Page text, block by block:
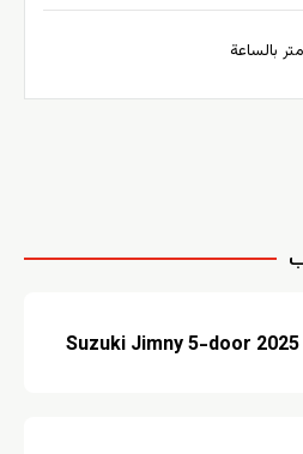
بالساعة
Suzuki Jimny 5-door 2025